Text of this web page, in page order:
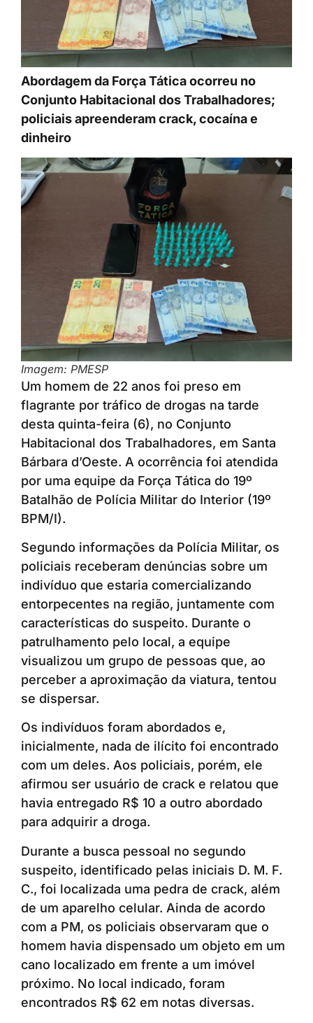
Abordagem da Força Tática ocorreu no
Conjunto Habitacional dos Trabalhadores;
policiais apreenderam crack, cocaína e
dinheiro
Imagem: PMESP
Um homem de 22 anos foi preso em
flagrante por tráfico de drogas na tarde
desta quinta-feira (6), no Conjunto
Habitacional dos Trabalhadores, em Santa
Bárbara d’Oeste. A ocorrência foi atendida
por uma equipe da Força Tática do 19º
Batalhão de Polícia Militar do Interior (19º
BPM/I).
Segundo informações da Polícia Militar, os
policiais receberam denúncias sobre um
indivíduo que estaria comercializando
entorpecentes na região, juntamente com
características do suspeito. Durante o
patrulhamento pelo local, a equipe
visualizou um grupo de pessoas que, ao
perceber a aproximação da viatura, tentou
se dispersar.
Os indivíduos foram abordados e,
inicialmente, nada de ilícito foi encontrado
com um deles. Aos policiais, porém, ele
afirmou ser usuário de crack e relatou que
havia entregado R$ 10 a outro abordado
para adquirir a droga.
Durante a busca pessoal no segundo
suspeito, identificado pelas iniciais D. M. F.
C., foi localizada uma pedra de crack, além
de um aparelho celular. Ainda de acordo
com a PM, os policiais observaram que o
homem havia dispensado um objeto em um
cano localizado em frente a um imóvel
próximo. No local indicado, foram
encontrados R$ 62 em notas diversas.